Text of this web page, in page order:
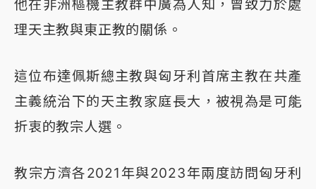
他在非洲樞機主教群中廣為人知，曾致力於處
理天主教與東正教的關係。
這位布達佩斯總主教與匈牙利首席主教在共產
主義統治下的天主教家庭長大，被視為是可能
折衷的教宗人選。
教宗方濟各2021年與2023年兩度訪問匈牙利